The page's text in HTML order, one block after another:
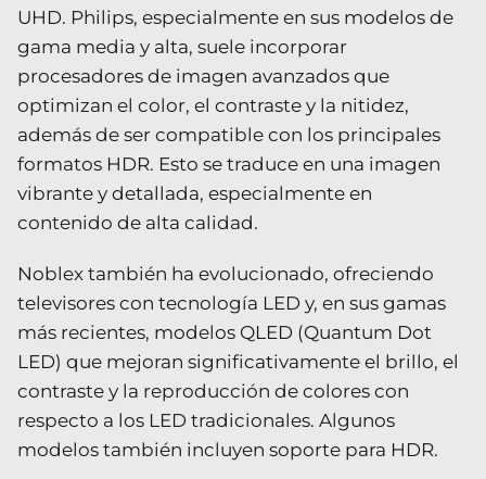
UHD. Philips, especialmente en sus modelos de
gama media y alta, suele incorporar
procesadores de imagen avanzados que
optimizan el color, el contraste y la nitidez,
además de ser compatible con los principales
formatos HDR. Esto se traduce en una imagen
vibrante y detallada, especialmente en
contenido de alta calidad.
Noblex también ha evolucionado, ofreciendo
televisores con tecnología LED y, en sus gamas
más recientes, modelos QLED (Quantum Dot
LED) que mejoran significativamente el brillo, el
contraste y la reproducción de colores con
respecto a los LED tradicionales. Algunos
modelos también incluyen soporte para HDR.